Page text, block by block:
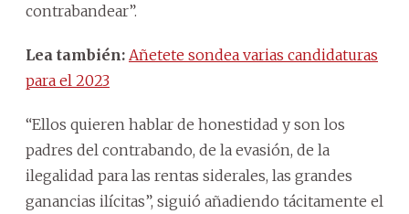
contrabandear”.
Lea también: Añetete sondea varias candidaturas
para el 2023
“Ellos quieren hablar de honestidad y son los
padres del contrabando, de la evasión, de la
ilegalidad para las rentas siderales, las grandes
ganancias ilícitas”, siguió añadiendo tácitamente el